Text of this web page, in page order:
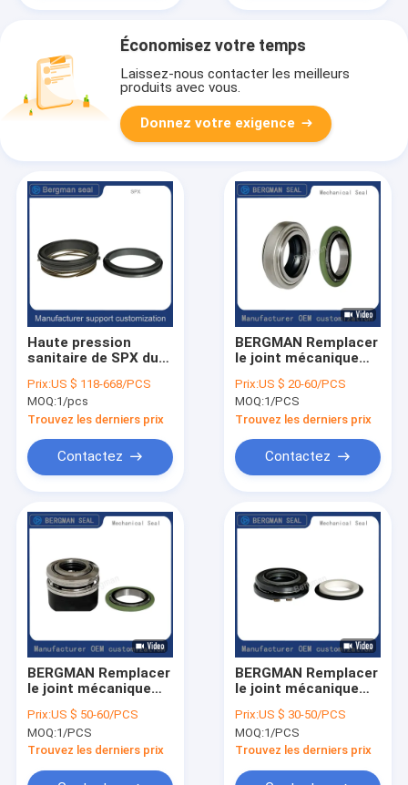
Économisez votre temps
Laissez-nous contacter les meilleurs
produits avec vous.
Donnez votre exigence
Haute pression
sanitaire de SPX du
25mm d'élément de
pompe
Prix:US $ 118-668/PCS
MOQ:1/pcs
Trouvez les derniers prix
Contactez
BERGMAN Remplacer
le joint mécanique
supérieure de la
pompe Flygt FJU-
25mm 301-25 3102
5520
Prix:US $ 20-60/PCS
MOQ:1/PCS
Trouvez les derniers prix
Contactez
BERGMAN Remplacer
le joint mécanique
pompe Flygt FJUN-
25mm 3102 5520
Prix:US $ 50-60/PCS
MOQ:1/PCS
Trouvez les derniers prix
BERGMAN Remplacer
le joint mécanique
pompe Flygt FJU-
25mm XA-25 3102
5520
Prix:US $ 30-50/PCS
MOQ:1/PCS
Trouvez les derniers prix